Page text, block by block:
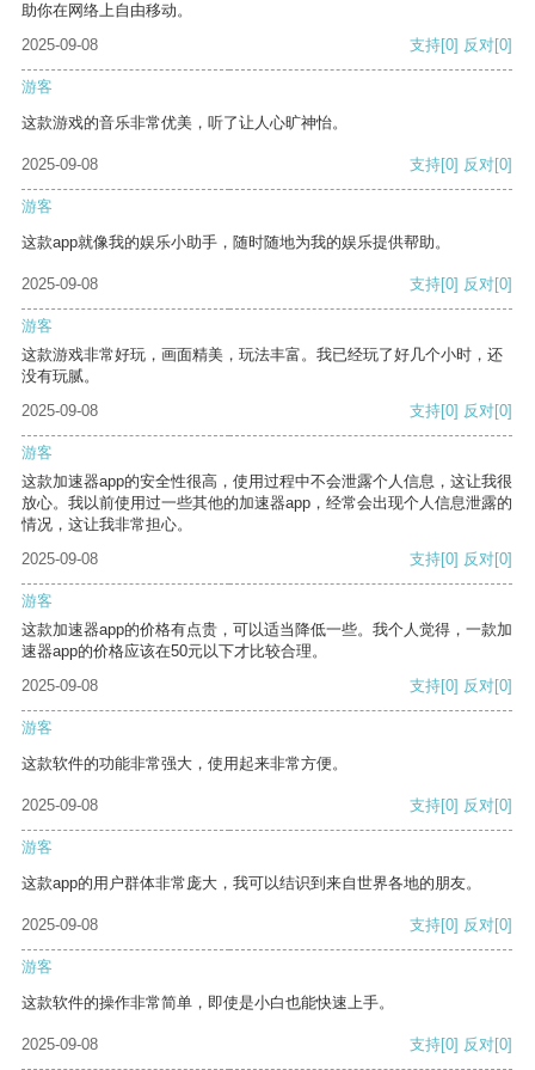
助你在网络上自由移动。
2025-09-08
支持[0] 反对[0]
游客
这款游戏的音乐非常优美，听了让人心旷神怡。
2025-09-08 支持[0] 反对[0]
游客
这款app就像我的娱乐小助手，随时随地为我的娱乐提供帮助。
2025-09-08 支持[0] 反对[0]
游客
这款游戏非常好玩，画面精美，玩法丰富。我已经玩了好几个小时，还
没有玩腻。
2025-09-08
支持[0] 反对[0]
游客
这款加速器app的安全性很高，使用过程中不会泄露个人信息，这让我很
放心。我以前使用过一些其他的加速器app，经常会出现个人信息泄露的
情况，这让我非常担心。
2025-09-08
支持[0] 反对[0]
游客
这款加速器app的价格有点贵，可以适当降低一些。我个人觉得，一款加
速器app的价格应该在50元以下才比较合理。
2025-09-08
支持[0] 反对[0]
游客
这款软件的功能非常强大，使用起来非常方便。
2025-09-08 支持[0] 反对[0]
游客
这款app的用户群体非常庞大，我可以结识到来自世界各地的朋友。
2025-09-08 支持[0] 反对[0]
游客
这款软件的操作非常简单，即使是小白也能快速上手。
2025-09-08 支持[0] 反对[0]